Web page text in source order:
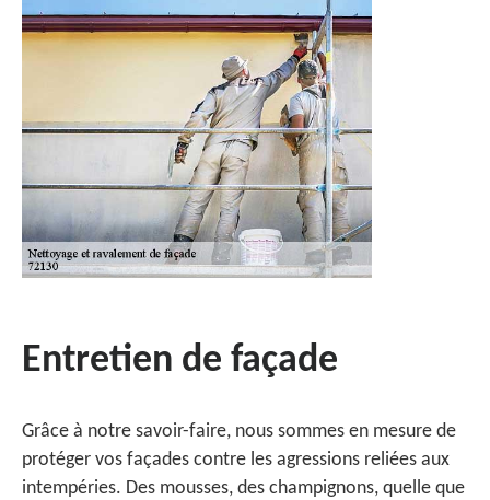
Entretien de façade
Grâce à notre savoir-faire, nous sommes en mesure de
protéger vos façades contre les agressions reliées aux
intempéries. Des mousses, des champignons, quelle que